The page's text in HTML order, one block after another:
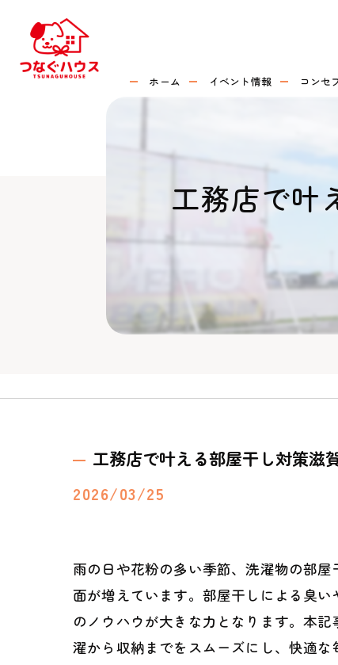
ホーム イベント情報 コンセ
工務店で叶
工務店で叶える部屋干し対策滋
2026/03/25
雨の日や花粉の多い季節、洗濯物の部
面が増えています。部屋干しによる臭
のノウハウが大きな力となります。本
濯から収納までをスムーズにし、快適な